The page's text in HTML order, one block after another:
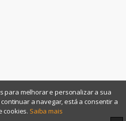
reservados
para melhorar e personalizar a sua
a navegar, está a consentir a
cookies. Saiba mais